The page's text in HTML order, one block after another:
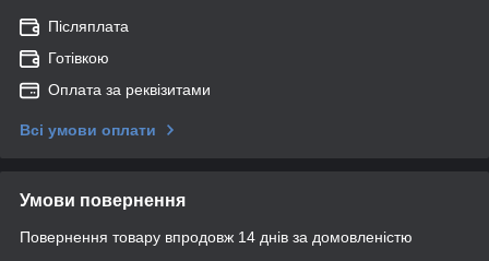
Післяплата
Готівкою
Оплата за реквізитами
Всі умови оплати
Умови повернення
Повернення товару впродовж 14 днів за домовленістю